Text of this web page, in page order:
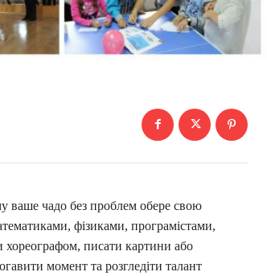
ваше чадо без проблем обере свою
фізиками, програмістами,
хореографом, писати картини або
момент та розгледіти талант